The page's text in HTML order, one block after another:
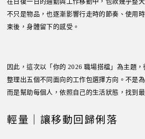
不只是物品，也逐漸影響行走時的節奏、使用
束後，身體留下的感受。
因此，這次以「你的 2026 職場搭檔」為主題，
整理出五個不同面向的工作包選擇方向。不是
而是幫助每個人，依照自己的生活狀態，找到
輕量｜讓移動回歸俐落